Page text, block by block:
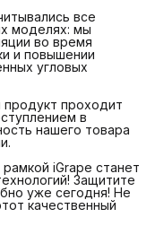
все
моделях: мы
во время
и повышении
угловых
проходит
в
нашего товара
iGrape станет
Защитите
уже сегодня! Не
качественный